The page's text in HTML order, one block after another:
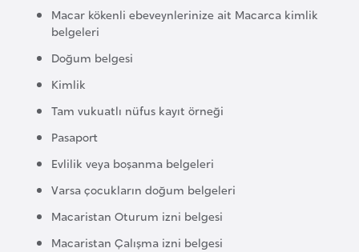
i
Macar kökenli ebeveynlerinize ait Macarca kimlik
belgeleri
Doğum belgesi
Kimlik
Tam vukuatlı nüfus kayıt örneği
Pasaport
Evlilik veya boşanma belgeleri
Varsa çocukların doğum belgeleri
Macaristan Oturum izni belgesi
Macaristan Çalışma izni belgesi